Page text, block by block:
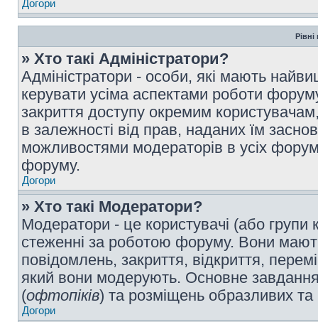
Догори
Рівні
» Хто такі Адміністратори?
Адміністратори - особи, які мають
керувати усіма аспектами роботи
закриття доступу окремим
в залежності від прав, наданих їм
можливостями модераторів в усіх
форуму.
Догори
» Хто такі Модератори?
Модератори - це користувачі (або
стеженні за роботою форуму. Вони
повідомлень, закриття, відкриття,
який вони модерують. Основне
(офтопіків) та розміщень образливих
Догори